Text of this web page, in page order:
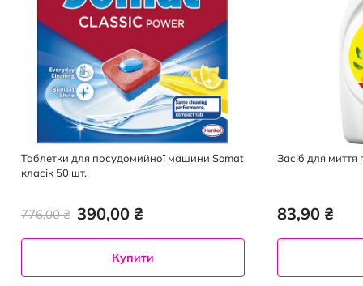
Таблетки для посудомийної машини Somat
класік 50 шт.
390,00 ₴
776,00 ₴
Купити
Засіб для
83,90 ₴